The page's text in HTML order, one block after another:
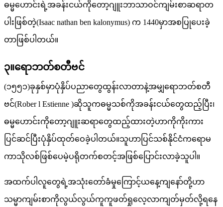
ဓမ္မဟောင်းရဲ့အခန်းငယ်ကိုတော့ဂျူးဘာသာဝင်ကျမ်းစာဆရာတ
ပါးဖြစ်တဲ့(Isaac nathan ben kalonymus) က 1440မှာအစပြုပေးခဲ့
တာဖြစ်ပါတယ်။
၃။ရောဘတ်စတီဗင်
(၁၅၅၁)ခုနှစ်မှာပုံနှိပ်ပညာတွေထွန်းလာတာနဲ့အမျှရောဘတ်စတီ
ဗင်(Rober l Estienne )ဆိုသူကဓမ္မသစ်ကိုအခန်းငယ်တွေထည့်ပြီး၊
ဓမ္မ‌ဟောင်းကိုတော့ဂျူးဆရာတွေထည့်ထားတဲ့ဟာကိုကိုးကား
ပြင်ဆင်ပြီးပုံနှိပ်ထုတ်ဝေခဲ့ပါတယ်။သူဟာပြင်သစ်နိုင်ငံကရောမ
ကာသိုလစ်ဖြစ်ပေမဲ့ပရိုတက်စတင့်အဖြစ်ပြောင်းလာခဲ့သူပါ။
အထက်ပါလူတွေရဲ့အသုံးတော်ခံမှုကြောင့်ယနေ့ကျနော်တို့ဟာ
သမ္မာကျမ်းစာကိုလွယ်လွယ်ကူကူဖတ်ရှုလေ့လာကျတ်မှတ်လို့ရနေ